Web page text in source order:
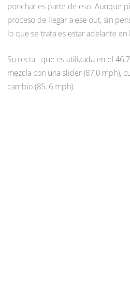
ponchar es parte de eso. Aunque
proceso de llegar a ese out, sin
lo que se trata es estar adelante en
Su recta –que es utilizada en el
mezcla con una slider (87,0 mph),
cambio (85, 6 mph).